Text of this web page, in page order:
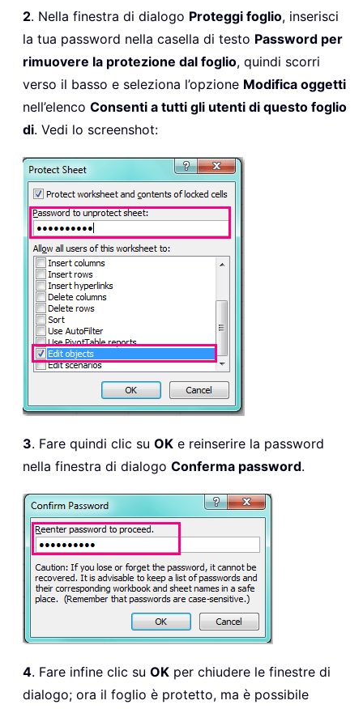
2. Nella finestra di dialogo Proteggi foglio, inserisci
la tua password nella casella di testo Password per
rimuovere la protezione dal foglio, quindi scorri
verso il basso e seleziona l’opzione Modifica oggetti
nell’elenco Consenti a tutti gli utenti di questo foglio
di. Vedi lo screenshot:
3. Fare quindi clic su OK e reinserire la password
nella finestra di dialogo Conferma password.
4. Fare infine clic su OK per chiudere le finestre di
dialogo; ora il foglio è protetto, ma è possibile